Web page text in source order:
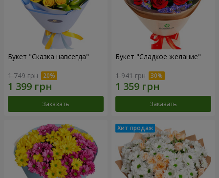
Букет "Сказка навсегда"
1 749 грн
Заказать
Букет "Сладкое желание"
1 941 грн
Заказать